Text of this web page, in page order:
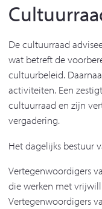
De cultuurraad
wat betreft de
cultuurbeleid.
activiteiten. Een
cultuurraad en zijn
vergadering.
Het dagelijks bestuur
Vertegenwoordigers
die werken met
Vertegenwoordigers